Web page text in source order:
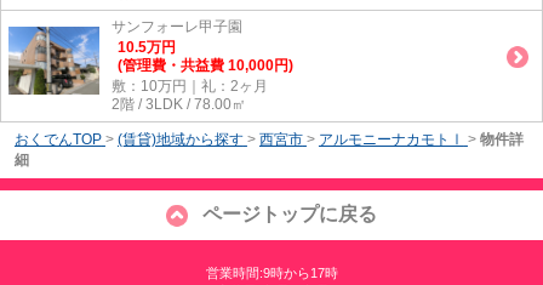
サンフォーレ甲子園
10.5万円
(管理費・共益費 10,000円)
敷：10万円｜礼：2ヶ月
2階 / 3LDK / 78.00㎡
おくでんTOP > (賃貸)地域から探す > 西宮市 > アルモニーナカモトⅠ > 物件詳
細
ページトップに戻る
営業時間:9時から17時